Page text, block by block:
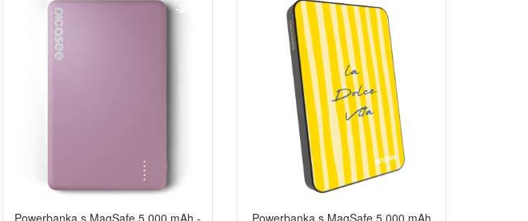
-20%
Powerbanka s MagSafe 5 000 mAh -
Powerbanka s MagSafe 5 000 mAh